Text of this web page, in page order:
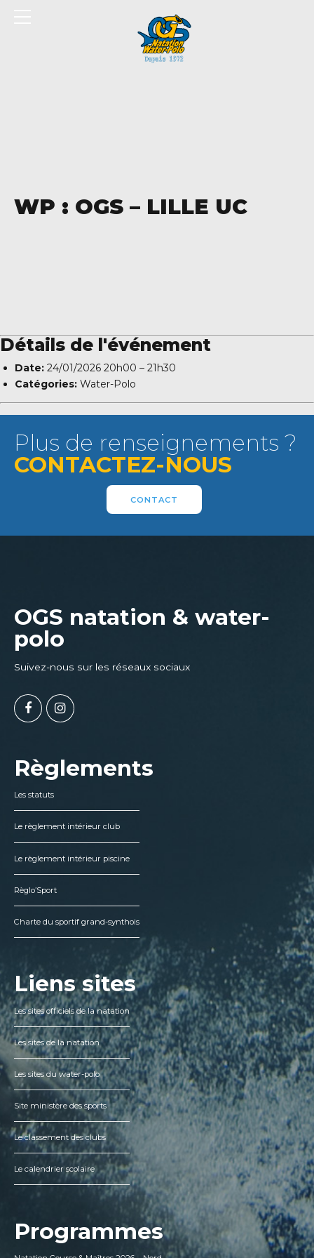
WP : OGS – LILLE UC
Détails de l'événement
Date: 24/01/2026 20h00 – 21h30
Catégories: Water-Polo
Plus de renseignements ?
CONTACTEZ-NOUS
CONTACT
OGS natation & water-
polo
Suivez-nous sur les réseaux sociaux
Règlements
Les statuts
Le règlement intérieur club
Le règlement intérieur piscine
Règlo’Sport
Charte du sportif grand-synthois
Liens sites
Les sites officiels de la natation
Les sites de la natation
Les sites du water-polo
Site ministère des sports
Le classement des clubs
Le calendrier scolaire
Programmes